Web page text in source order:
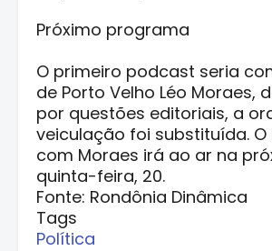
Próximo programa
O primeiro podcast seria
de Porto Velho Léo Moraes,
por questões editoriais, a
veiculação foi substituída.
com Moraes irá ao ar na
quinta-feira, 20.
Fonte: Rondônia Dinâmica
Tags
Política